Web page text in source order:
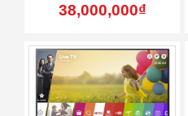
38,000,000₫